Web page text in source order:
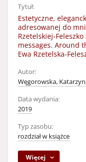
Tytuł:
Estetyczne,
adresowanej do
Rzetelskiej-
messages. Around
Ewa Rzetelska-
Autor:
Węgorowska,
Data wydania:
2019
Typ zasobu:
rozdział w książce
Więcej